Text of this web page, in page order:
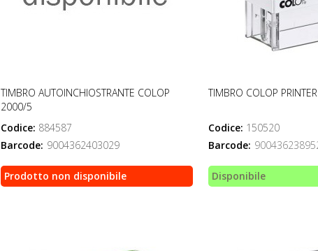
TIMBRO AUTOINCHIOSTRANTE COLOP
2000/5
Codice: 884587
Barcode: 9004362403029
Prodotto non disponibile
TIMBRO COLOP
Codice: 150520
Barcode:
Disponibile